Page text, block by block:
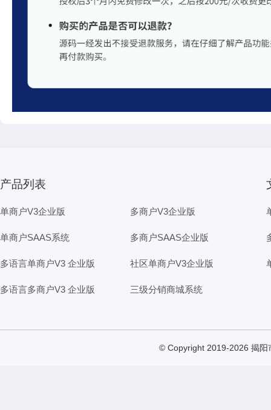
产品列表
单商户V3企业版 多商户V3企业版
单商户SAAS系统 多商户SAAS企业版
多语言单商户V3 企业版 社区单商户V3企业版
多语言多商户V3 企业版 三级分销商城系统
© Copyright 2019-2026 揭阳